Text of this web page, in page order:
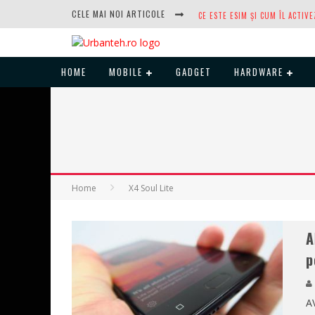
CELE MAI NOI ARTICOLE
HOME MOBILE GADGET HARDWARE
Home X4 Soul Lite